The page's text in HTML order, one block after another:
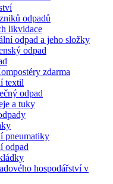
odpadů
likvidace
odpad a jeho složky
odpad
zdarma
textil
odpad
a tuky
pneumatiky
odpad
hospodářství v